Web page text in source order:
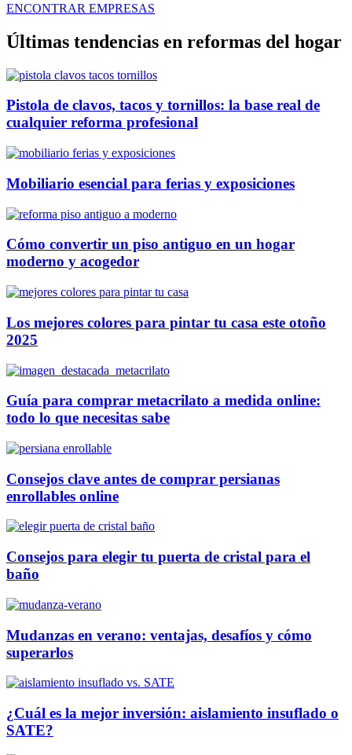
ENCONTRAR EMPRESAS
Últimas tendencias en reformas del hogar
Pistola de clavos, tacos y tornillos: la base real de
cualquier reforma profesional
Mobiliario esencial para ferias y exposiciones
Cómo convertir un piso antiguo en un hogar
moderno y acogedor
Los mejores colores para pintar tu casa este otoño
2025
Guía para comprar metacrilato a medida online:
todo lo que necesitas sabe
Consejos clave antes de comprar persianas
enrollables online
Consejos para elegir tu puerta de cristal para el
baño
Mudanzas en verano: ventajas, desafíos y cómo
superarlos
¿Cuál es la mejor inversión: aislamiento insuflado o
SATE?